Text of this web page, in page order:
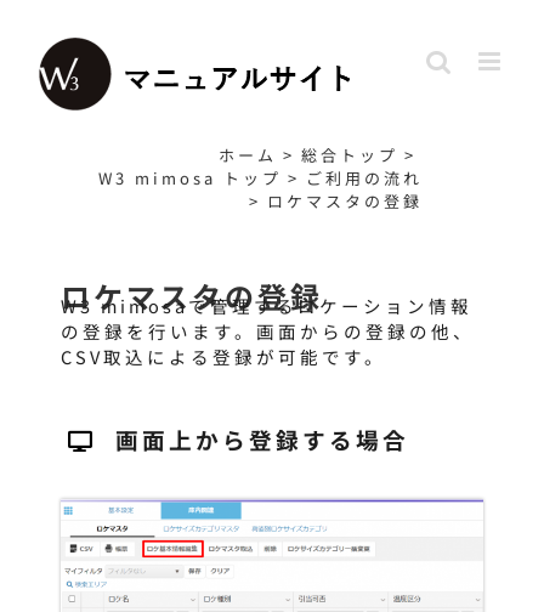
content
ホーム > 総合トップ >
W3 mimosa トップ > ご利用の流れ
> ロケマスタの登録
ロケマスタの登録
W3 mimosaで管理するロケーション情報
の登録を行います。画面からの登録の他、
CSV取込による登録が可能です。
画面上から登録する場合